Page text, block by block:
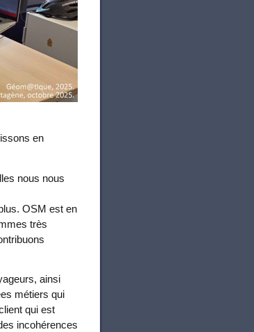
en
nous nous
OSM est en
très
ainsi
métiers qui
qui est
incohérences